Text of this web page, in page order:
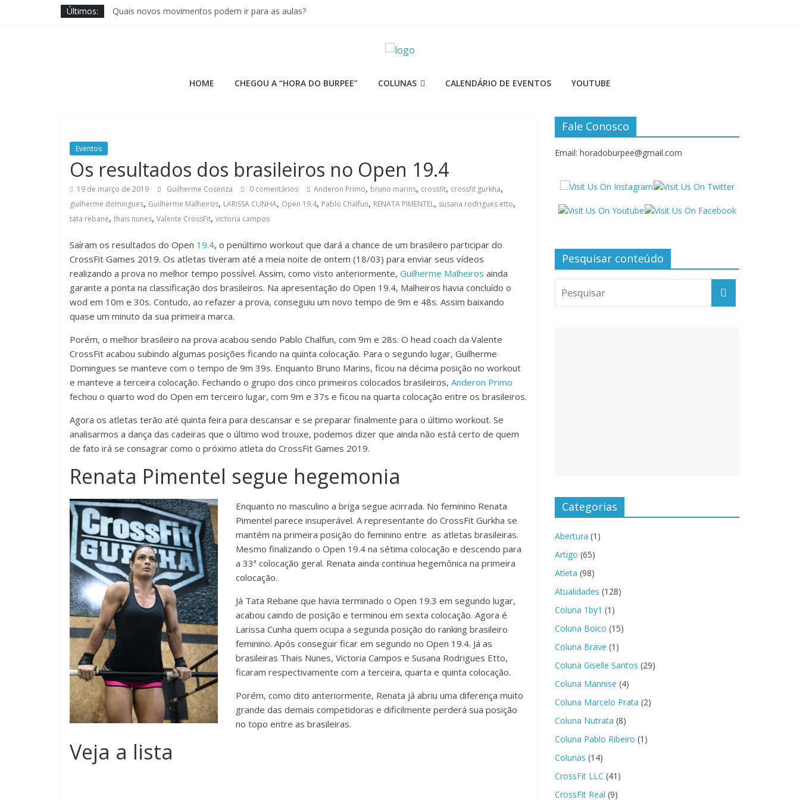
Últimos:
Quais novos movimentos podem ir para as aulas?
Burpee
Hora
do
Burpee
HOME CHEGOU A “HORA DO BURPEE” COLUNAS CALENDÁRIO DE EVENTOS YOUTUBE
Eventos
Os resultados dos brasileiros no Open 19.4
19 de março de 2019 Guilherme Cosenza 0 comentários Anderon Primo, bruno marins, crossfit, crossfit gurkha,
guilherme domingues, Guilherme Malheiros, LARISSA CUNHA, Open 19.4, Pablo Chalfun, RENATA PIMENTEL, susana rodrigues etto,
tata rebane, thais nunes, Valente CrossFit, victoria campos
Saíram os resultados do Open 19.4, o penúltimo workout que dará a chance de um brasileiro participar do
CrossFit Games 2019. Os atletas tiveram até a meia noite de ontem (18/03) para enviar seus vídeos
realizando a prova no melhor tempo possível. Assim, como visto anteriormente, Guilherme Malheiros ainda
garante a ponta na classificação dos brasileiros. Na apresentação do Open 19.4, Malheiros havia concluído o
wod em 10m e 30s. Contudo, ao refazer a prova, conseguiu um novo tempo de 9m e 48s. Assim baixando
quase um minuto da sua primeira marca.
Porém, o melhor brasileiro na prova acabou sendo Pablo Chalfun, com 9m e 28s. O head coach da Valente
CrossFit acabou subindo algumas posições ficando na quinta colocação. Para o segundo lugar, Guilherme
Domingues se manteve com o tempo de 9m 39s. Enquanto Bruno Marins, ficou na décima posição no workout
e manteve a terceira colocação. Fechando o grupo dos cinco primeiros colocados brasileiros, Anderon Primo
fechou o quarto wod do Open em terceiro lugar, com 9m e 37s e ficou na quarta colocação entre os brasileiros.
Agora os atletas terão até quinta feira para descansar e se preparar finalmente para o último workout. Se
analisarmos a dança das cadeiras que o último wod trouxe, podemos dizer que ainda não está certo de quem
de fato irá se consagrar como o próximo atleta do CrossFit Games 2019.
Renata Pimentel segue hegemonia
Enquanto no masculino a briga segue acirrada. No feminino Renata
Pimentel parece insuperável. A representante do CrossFit Gurkha se
mantém na primeira posição do feminino entre as atletas brasileiras.
Mesmo finalizando o Open 19.4 na sétima colocação e descendo para
a 33ª colocação geral. Renata ainda continua hegemônica na primeira
colocação.
Já Tata Rebane que havia terminado o Open 19.3 em segundo lugar,
acabou caindo de posição e terminou em sexta colocação. Agora é
Larissa Cunha quem ocupa a segunda posição do ranking brasileiro
feminino. Após conseguir ficar em segundo no Open 19.4. Já as
brasileiras Thais Nunes, Victoria Campos e Susana Rodrigues Etto,
ficaram respectivamente com a terceira, quarta e quinta colocação.
Porém, como dito anteriormente, Renata já abriu uma diferença muito
grande das demais competidoras e dificilmente perderá sua posição
no topo entre as brasileiras.
Veja a lista
Fale Conosco
Email: horadoburpee@gmail.com
Pesquisar conteúdo
Categorias
Abertura (1)
Artigo (65)
Atleta (98)
Atualidades (128)
Coluna 1by1 (1)
Coluna Boico (15)
Coluna Brave (1)
Coluna Giselle Santos (29)
Coluna Mannise (4)
Coluna Marcelo Prata (2)
Coluna Nutrata (8)
Coluna Pablo Ribeiro (1)
Colunas (14)
CrossFit LLC (41)
CrossFit Real (9)